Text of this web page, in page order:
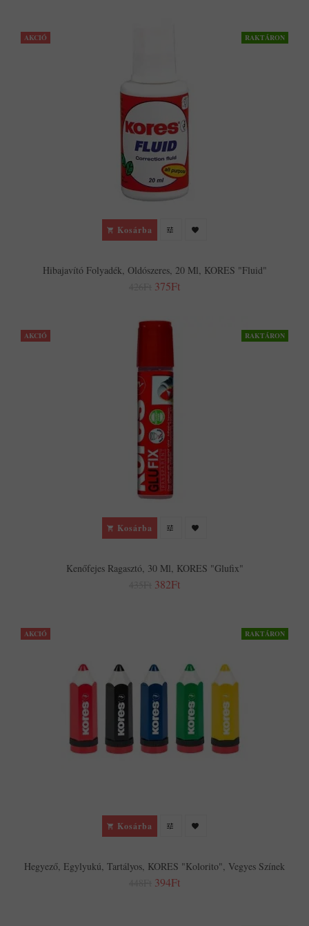
AKCIÓ RAKTÁRON
Kosárba
Hibajavító Folyadék, Oldószeres, 20 Ml, KORES "Fluid"
375Ft
AKCIÓ RAKTÁRON
Kosárba
Kenőfejes Ragasztó, 30 Ml, KORES "Glufix"
382Ft
AKCIÓ RAKTÁRON
Kosárba
Hegyező, Egylyukú, Tartályos, KORES "Kolorito", Vegyes Színek
394Ft